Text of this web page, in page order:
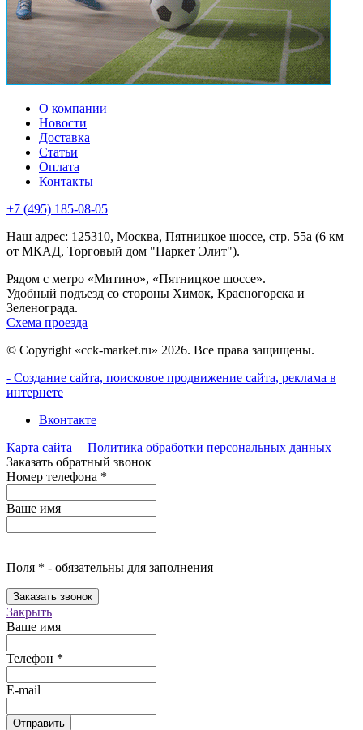
О компании
Новости
Доставка
Статьи
Оплата
Контакты
+7 (495) 185-08-05
Наш адрес: 125310, Москва, Пятницкое шоссе, стр. 55а (6 км
от МКАД, Торговый дом "Паркет Элит").
Рядом с метро «Митино», «Пятницкое шоссе».
Удобный подъезд со стороны Химок, Красногорска и
Зеленограда.
Схема проезда
© Copyright «cck-market.ru» 2026. Все права защищены.
- Создание сайта, поисковое продвижение сайта, реклама в
интернете
Вконтакте
Карта сайта
Политика обработки персональных данных
Заказать обратный звонок
Номер телефона *
Ваше имя
Поля * - обязательны для заполнения
Заказать звонок
Закрыть
Ваше имя
Телефон *
E-mail